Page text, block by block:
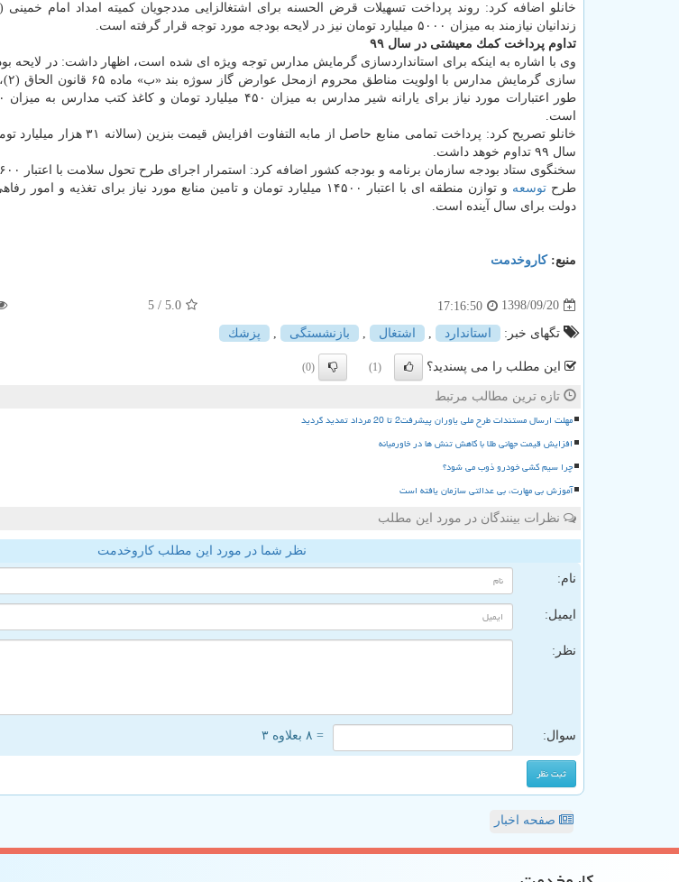
خانلو اضافه كرد: روند پرداخت تسهیلات قرض الحسنه برای اشتغالزایی مددجویان كمیته امداد امام
زندانیان نیازمند به میزان ۵۰۰۰ میلیارد تومان نیز در لایحه بودجه مورد توجه قرار گرفته است.
تداوم پرداخت كمك معیشتی در سال ۹۹
وی با اشاره به اینكه برای استانداردسازی گرمایش مدارس توجه ویژه ای شده است، اظهار داشت: در لایحه
است.
سال ۹۹ تداوم خوهد داشت.
طرح توسعه
و توازن منطقه ای با اعتبار ۱۴۵۰۰ میلیارد تومان و تامین منابع مورد نیاز برای
دولت برای سال آینده است.
منبع:كاروخدمت
1398/09/20
17:16:50
5.0
/ 5
تگهای خبر: استاندارد اشتغال بازنشستگی پزشك
این مطلب را می پسندید؟ (1)
(0)
تازه ترین مطالب مرتبط
مهلت ارسال مستندات طرح ملی یاوران پیشرفت2 تا 20 مرداد تمدید گردید
افزایش قیمت جهانی طلا با کاهش تنش ها در خاورمیانه
چرا سیم کشی خودرو ذوب می شود؟
آموزش بی مهارت، بی عدالتی سازمان یافته است
نظرات بینندگان در مورد این مطلب
نظر شما در مورد این مطلب کاروخدمت
نام:
ایمیل:
نظر:
سوال: = ۸ بعلاوه ۳
صفحه اخبار